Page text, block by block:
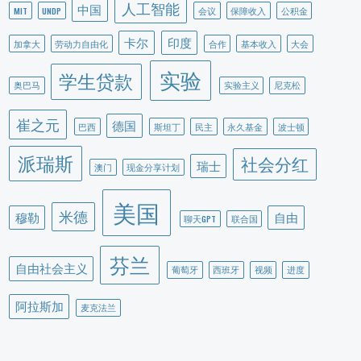
MIT UNDP 中国 人工智能 会议 保障收入 公积金
加拿大 劳动力自由化 卡尔 印度 合作 基本收入 大会
奥巴马 学生贷款 实验 实验主义 尼克松
崔之元 巴西 德国 斯坦丁 民主 永久基金 波士顿
派瑞斯 澳门 现金分享计划 瑞士 社会分红
穆勒 米德 美国 聊天GPT 联合国 自由
自由社会主义 芬兰 葡萄牙 西班牙 视频 进度
阿拉斯加 麦克法兰